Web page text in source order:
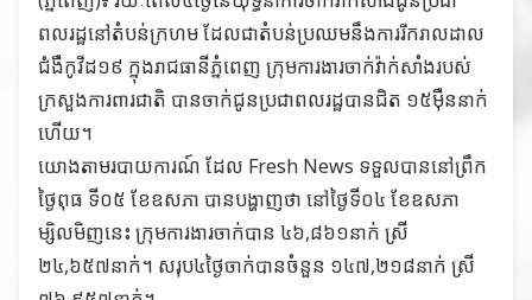
ពលរដ្ឋនៅតំបន់ក្រហម ដែលជាតំបន់ប្រឈមនឹងការរីករាលដាល
ជំងឺកូវីដ១៩ ក្នុងរាជធានីភ្នំពេញ ក្រុមការងារចាក់វ៉ាក់សាំងរបស់
ក្រសួងការពារជាតិ បានចាក់ជូនប្រជាពលរដ្ឋបានជិត ១៥ម៉ឺននាក់
ហើយ។
យោងតាមរបាយការណ៍ ដែល Fresh News ទទួលបាននៅព្រឹក
ថ្ងៃពុធ ទី០៥ ខែឧសភា បានបង្ហាញថា នៅថ្ងៃទី០៤ ខែឧសភា
ម្សិលមិញនេះ ក្រុមការងារចាក់បាន ៤៦,៨៦១នាក់ ស្រី
២៤,៦៥៧នាក់។ សរុប៤ថ្ងៃចាក់បានចំនួន ១៤៧,២១៨នាក់ ស្រី